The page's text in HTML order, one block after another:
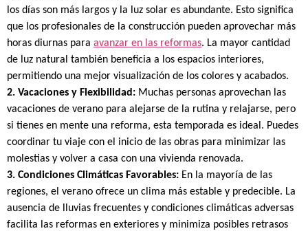
los días son más largos y la luz solar es abundante. Esto significa
que los profesionales de la construcción pueden aprovechar más
horas diurnas para avanzar en las reformas. La mayor cantidad
de luz natural también beneficia a los espacios interiores,
permitiendo una mejor visualización de los colores y acabados.
2. Vacaciones y Flexibilidad: Muchas personas aprovechan las
vacaciones de verano para alejarse de la rutina y relajarse, pero
si tienes en mente una reforma, esta temporada es ideal. Puedes
coordinar tu viaje con el inicio de las obras para minimizar las
molestias y volver a casa con una vivienda renovada.
3. Condiciones Climáticas Favorables: En la mayoría de las
regiones, el verano ofrece un clima más estable y predecible. La
ausencia de lluvias frecuentes y condiciones climáticas adversas
facilita las reformas en exteriores y minimiza posibles retrasos